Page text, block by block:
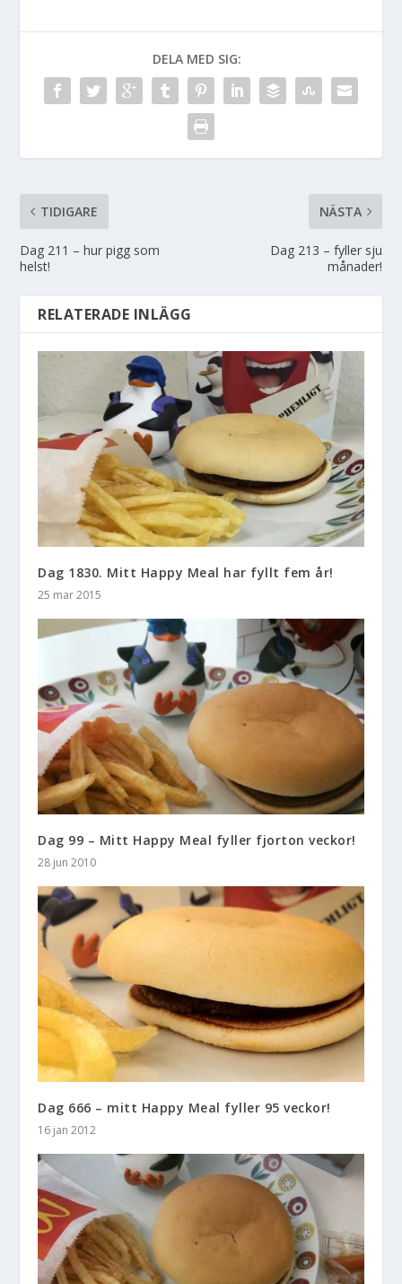
DELA MED SIG:
TIDIGARE
Dag 211 – hur pigg som
helst!
NÄSTA
Dag 213 – fyller sju
månader!
RELATERADE INLÄGG
Dag 1830. Mitt Happy Meal har fyllt fem år!
25 mar 2015
Dag 99 – Mitt Happy Meal fyller fjorton veckor!
28 jun 2010
Dag 666 – mitt Happy Meal fyller 95 veckor!
16 jan 2012